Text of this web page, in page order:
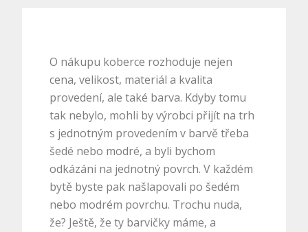
O nákupu koberce rozhoduje nejen
cena, velikost, materiál a kvalita
provedení, ale také barva. Kdyby tomu
tak nebylo, mohli by výrobci přijít na trh
s jednotným provedením v barvě třeba
šedé nebo modré, a byli bychom
odkázáni na jednotný povrch. V každém
bytě byste pak našlapovali po šedém
nebo modrém povrchu. Trochu nuda,
že? Ještě, že ty barvičky máme, a